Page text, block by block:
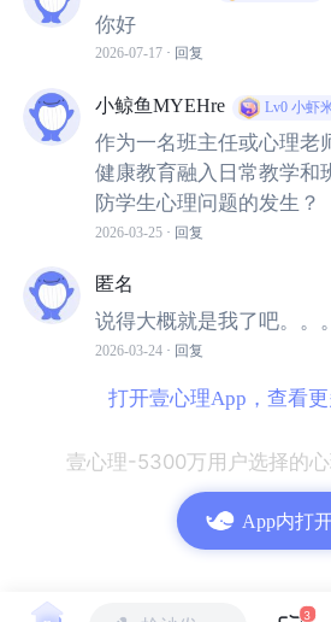
您提到的共识性梦境经历，让我们
从理论认知到内心确信，是成熟咨
成为咨询师后，您遇到的最大困难
转化还是关系建立？
赵老师：
最大的挑战来自技术转化。刚入行
架，忽略了眼前活生生的来访者，
板，共情也不够。
后来我带着这个问题做督导，督导老
术忘记那些名词概念，把自己当成
你好
2026-07-17 · 回复
小鲸鱼MYEHre Lv0 小虾
作为一名班主任或心理老
健康教育融入日常教学和
防学生心理问题的发生？
2026-03-25 · 回复
匿名
说得大概就是我了吧。。。
2026-03-24 · 回复
打开壹心理App，查看
壹心理-5300万用户选择的
3
App内打